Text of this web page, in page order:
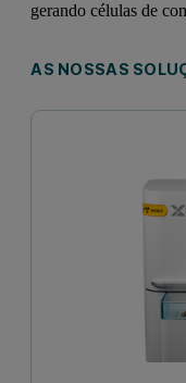
gerando células de
AS NOSSAS